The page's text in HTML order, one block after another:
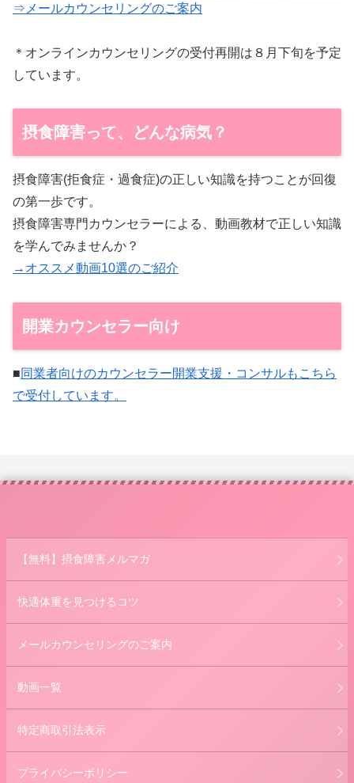
⇒メールカウンセリングのご案内
＊オンラインカウンセリングの受付再開は８月下旬を予定
しています。
摂食障害って、どんな病気？
摂食障害(拒食症・過食症)の正しい知識を持つことが回復
の第一歩です。
摂食障害専門カウンセラーによる、動画教材で正しい知識
を学んでみませんか？
→オススメ動画10選のご紹介
開業カウンセラー向け
■同業者向けのカウンセラー開業支援・コンサルもこちら
で受付しています。
【無料】摂食障害メルマガ
快適体重を見つけるコツ
メールカウンセリングのご案内
動画一覧
特定商取引法表示
プライバシーポリシー